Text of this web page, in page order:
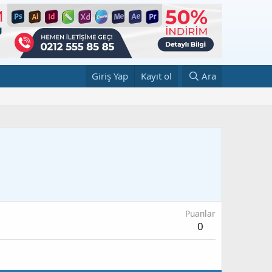
Giriş Yap Kayıt ol Ara
Puanlar
0